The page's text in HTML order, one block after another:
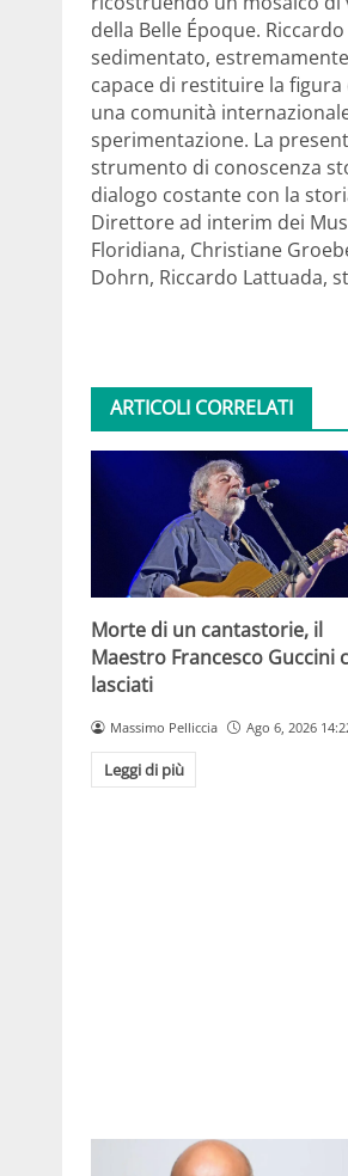
della Belle Époque.
sedimentato,
capace di restituire la
una comunità
sperimentazione. La
strumento di conoscenza
dialogo costante con la
Direttore ad interim dei
Floridiana, Christiane
Dohrn, Riccardo Lattuada,
ARTICOLI CORRELATI
Morte di un cantastorie, il
Maestro Francesco Guccini
lasciati
Massimo Pelliccia Ago 6, 2026
Leggi di più